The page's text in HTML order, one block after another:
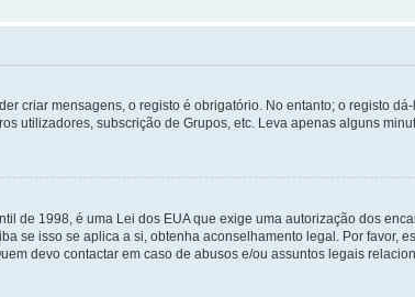
criar mensagens, o registo é obrigatório. No entanto; o registo
utilizadores, subscrição de Grupos, etc. Leva apenas alguns
de 1998, é uma Lei dos EUA que exige uma autorização dos
se isso se aplica a si, obtenha aconselhamento legal. Por favor,
devo contactar em caso de abusos e/ou assuntos legais